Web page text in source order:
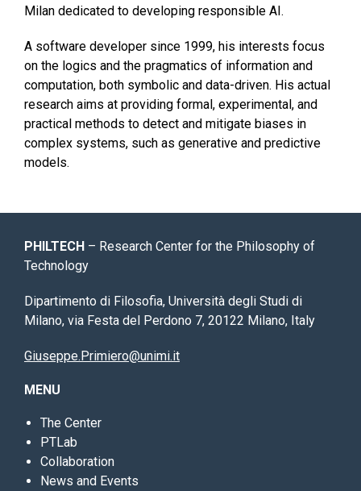
Milan dedicated to developing responsible AI.
A software developer since 1999, his interests focus
on the logics and the pragmatics of information and
computation, both symbolic and data-driven. His actual
research aims at providing formal, experimental, and
practical methods to detect and mitigate biases in
complex systems, such as generative and predictive
models.
PHILTECH – Research Center for the Philosophy of
Technology
Dipartimento di Filosofia, Università degli Studi di
Milano, via Festa del Perdono 7, 20122 Milano, Italy
Giuseppe.Primiero@unimi.it
MENU
The Center
PTLab
Collaboration
News and Events